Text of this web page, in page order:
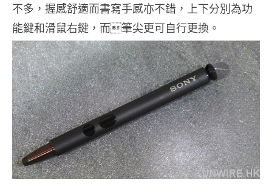
不多，握感舒適而書寫手感亦不錯，上下分別為功
能鍵和滑鼠右鍵，而筆尖更可自行更換。